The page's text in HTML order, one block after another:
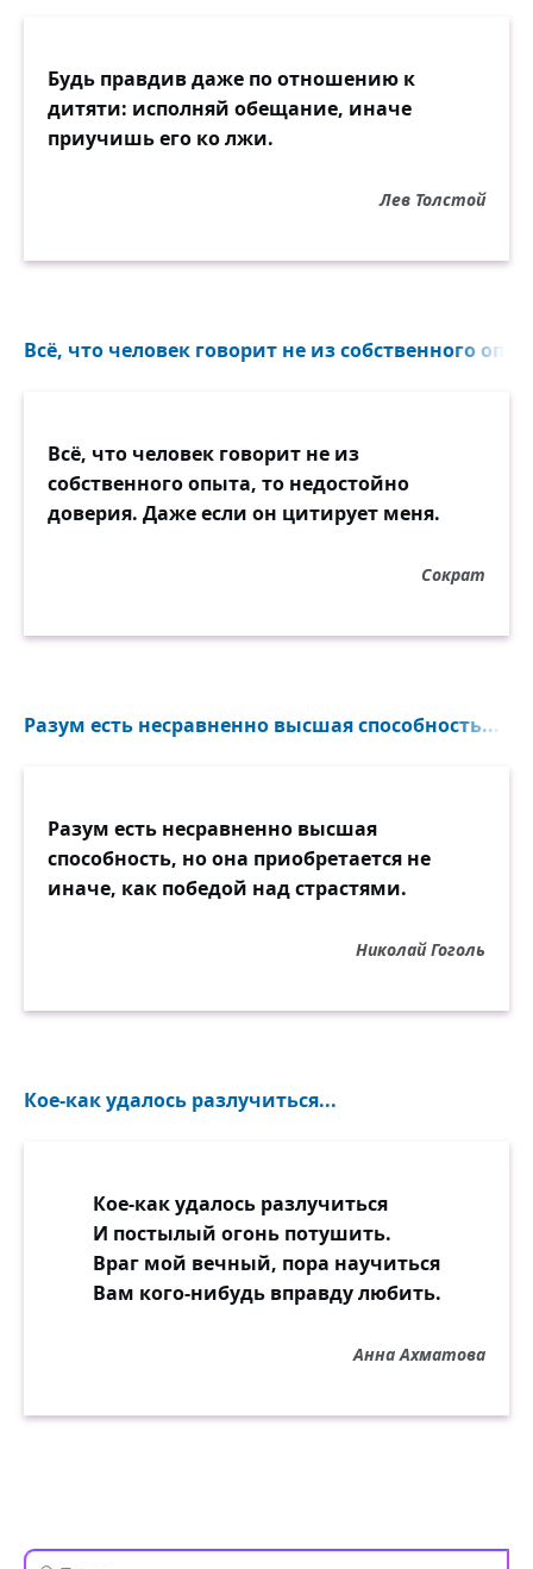
Будь правдив даже по отношению к
дитяти: исполняй обещание, иначе
приучишь его ко лжи.
Лев Толстой
Всё, что человек говорит не из собственного
Всё, что человек говорит не из
собственного опыта, то недостойно
доверия. Даже если он цитирует меня.
Сократ
Разум есть несравненно высшая способность...
Разум есть несравненно высшая
способность, но она приобретается не
иначе, как победой над страстями.
Николай Гоголь
Кое-как удалось разлучиться...
Кое-как удалось разлучиться
И постылый огонь потушить.
Враг мой вечный, пора научиться
Вам кого-нибудь вправду любить.
Анна Ахматова